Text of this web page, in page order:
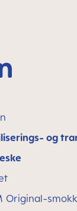
og
Original-